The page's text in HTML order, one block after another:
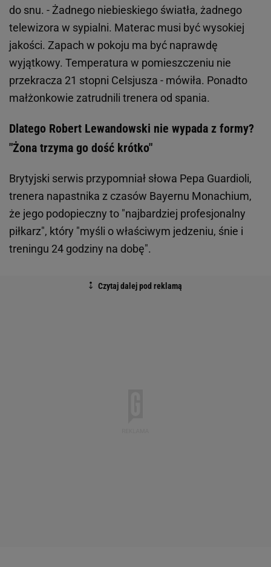
do snu. - Żadnego niebieskiego światła, żadnego
telewizora w sypialni. Materac musi być wysokiej
jakości. Zapach w pokoju ma być naprawdę
wyjątkowy. Temperatura w pomieszczeniu nie
przekracza 21 stopni Celsjusza - mówiła. Ponadto
małżonkowie zatrudnili trenera od spania.
Dlatego Robert Lewandowski nie wypada z formy?
"Żona trzyma go dość krótko"
Brytyjski serwis przypomniał słowa Pepa Guardioli,
trenera napastnika z czasów Bayernu Monachium,
że jego podopieczny to "najbardziej profesjonalny
piłkarz", który "myśli o właściwym jedzeniu, śnie i
treningu 24 godziny na dobę".